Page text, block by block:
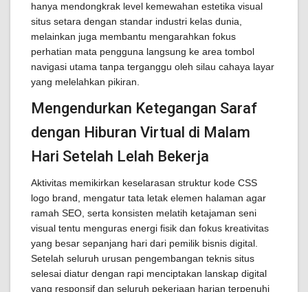
hanya mendongkrak level kemewahan estetika visual
situs setara dengan standar industri kelas dunia,
melainkan juga membantu mengarahkan fokus
perhatian mata pengguna langsung ke area tombol
navigasi utama tanpa terganggu oleh silau cahaya layar
yang melelahkan pikiran.
Mengendurkan Ketegangan Saraf
dengan Hiburan Virtual di Malam
Hari Setelah Lelah Bekerja
Aktivitas memikirkan keselarasan struktur kode CSS
logo brand, mengatur tata letak elemen halaman agar
ramah SEO, serta konsisten melatih ketajaman seni
visual tentu menguras energi fisik dan fokus kreativitas
yang besar sepanjang hari dari pemilik bisnis digital.
Setelah seluruh urusan pengembangan teknis situs
selesai diatur dengan rapi menciptakan lanskap digital
yang responsif dan seluruh pekerjaan harian terpenuhi